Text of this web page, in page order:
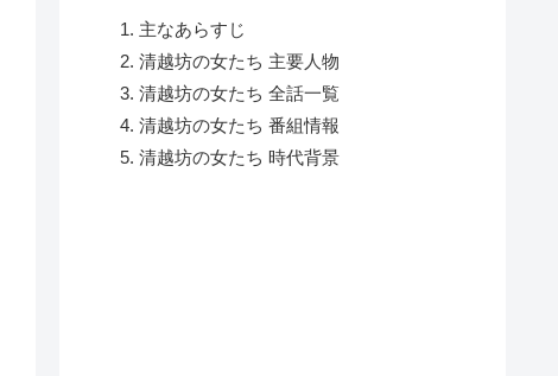
主なあらすじ
清越坊の女たち 主要人物
清越坊の女たち 全話一覧
清越坊の女たち 番組情報
清越坊の女たち 時代背景